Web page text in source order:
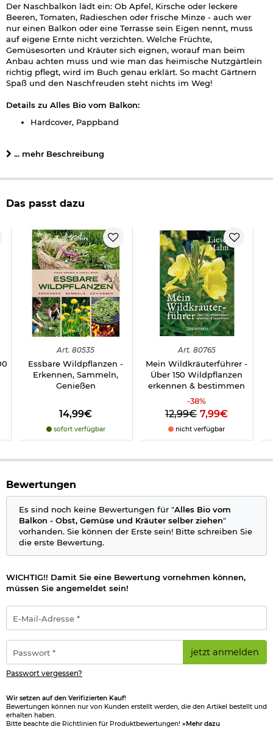
Der Naschbalkon lädt ein: Ob Apfel, Kirsche oder leckere
Beeren, Tomaten, Radieschen oder frische Minze - auch wer
nur einen Balkon oder eine Terrasse sein Eigen nennt, muss
auf eigene Ernte nicht verzichten. Welche Früchte,
Gemüsesorten und Kräuter sich eignen, worauf man beim
Anbau achten muss und wie man das heimische Nutzgärtlein
richtig pflegt, wird im Buch genau erklärt. So macht Gärtnern
Spaß und den Naschfreuden steht nichts im Weg!
Details zu Alles Bio vom Balkon:
Hardcover, Pappband
Autor: Ursula Kopp
Format: ca. 16,2 x 21,5 cm
Verlag: Basserman Verlag
... mehr Beschreibung
Das passt dazu
Art. 80535
Essbare Wildpflanzen -
Erkennen, Sammeln,
Genießen
14,99€
sofort verfügbar
Art. 80765
Mein Wildkräuterführer -
Über 150 Wildpflanzen
erkennen & bestimmen
-38%
12,99€ 7,99€
nicht verfügbar
Bewertungen
Es sind noch keine Bewertungen für "Alles Bio vom
Balkon - Obst, Gemüse und Kräuter selber ziehen"
vorhanden. Sie können der Erste sein! Bitte schreiben Sie
die erste Bewertung.
WICHTIG!! Damit Sie eine Bewertung vornehmen können,
müssen Sie angemeldet sein!
Mail-
Adresse
*
jetzt anmelden
Passwort vergessen?
Wir setzen auf den Verifizierten Kauf!
Bewertungen können nur von Kunden erstellt werden, die den Artikel bestellt und
erhalten haben.
Bitte beachte die Richtlinien für Produktbewertungen! »Mehr dazu